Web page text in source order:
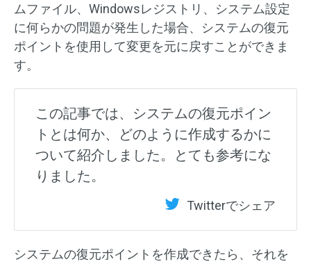
ムファイル、Windowsレジストリ、システム設定
に何らかの問題が発生した場合、システムの復元
ポイントを使用して変更を元に戻すことができま
す。
この記事では、システムの復元ポイン
トとは何か、どのように作成するかに
ついて紹介しました。とても参考にな
りました。
Twitterでシェア
システムの復元ポイントを作成できたら、それを